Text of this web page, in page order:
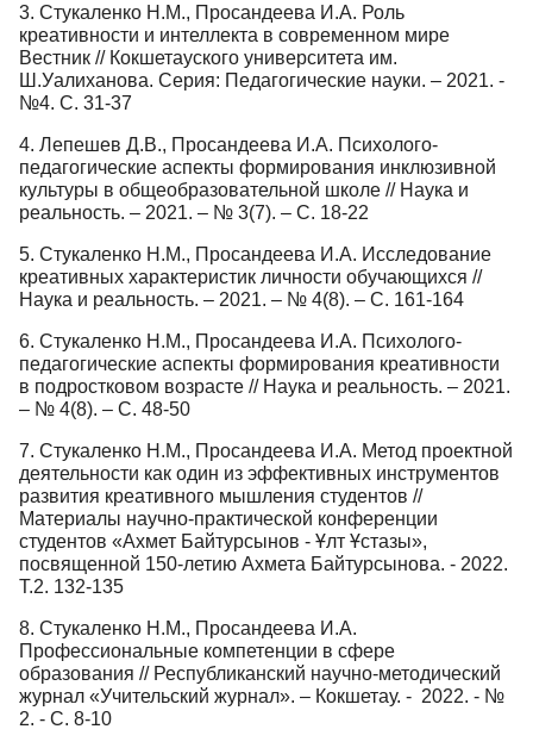
3. Стукаленко Н.М., Просандеева И.А. Роль
креативности и интеллекта в современном мире
Вестник // Кокшетауского университета им.
Ш.Уалиханова. Серия: Педагогические науки. – 2021. -
№4. С. 31-37
4. Лепешев Д.В., Просандеева И.А. Психолого-
педагогические аспекты формирования инклюзивной
культуры в общеобразовательной школе // Наука и
реальность. – 2021. – № 3(7). – С. 18-22
5. Стукаленко Н.М., Просандеева И.А. Исследование
креативных характеристик личности обучающихся //
Наука и реальность. – 2021. – № 4(8). – С. 161-164
6. Стукаленко Н.М., Просандеева И.А. Психолого-
педагогические аспекты формирования креативности
в подростковом возрасте // Наука и реальность. – 2021.
– № 4(8). – С. 48-50
7. Стукаленко Н.М., Просандеева И.А. Метод проектной
деятельности как один из эффективных инструментов
развития креативного мышления студентов //
Материалы научно-практической конференции
студентов «Ахмет Байтурсынов - Ұлт Ұстазы»,
посвященной 150-летию Ахмета Байтурсынова. - 2022.
Т.2. 132-135
8. Стукаленко Н.М., Просандеева И.А.
Профессиональные компетенции в сфере
образования // Республиканский научно-методический
журнал «Учительский журнал». – Кокшетау. - 2022. - №
2. - С. 8-10